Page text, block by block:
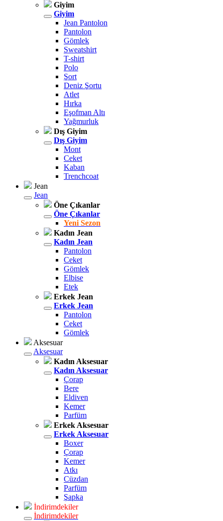
Giyim
Giyim
Jean Pantolon
Pantolon
Gömlek
Sweatshirt
T-shirt
Polo
Şort
Deniz Şortu
Atlet
Hırka
Eşofman Altı
Yağmurluk
Dış Giyim
Dış Giyim
Mont
Ceket
Kaban
Trenchcoat
Jean
Jean
Öne Çıkanlar
Öne Çıkanlar
Yeni Sezon
Kadın Jean
Kadın Jean
Pantolon
Ceket
Gömlek
Elbise
Etek
Erkek Jean
Erkek Jean
Pantolon
Ceket
Gömlek
Aksesuar
Aksesuar
Kadın Aksesuar
Kadın Aksesuar
Çorap
Bere
Eldiven
Kemer
Parfüm
Erkek Aksesuar
Erkek Aksesuar
Boxer
Çorap
Kemer
Atkı
Cüzdan
Parfüm
Şapka
İndirimdekiler
İndirimdekiler